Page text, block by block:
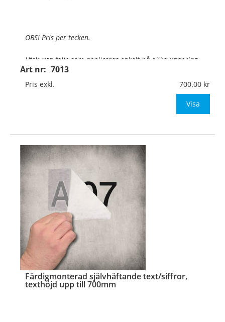
Art nr: 7013
OBS! Pris per tecken.
Utskuren folie som appliceras enkelt på olika underlag.
Texthöjd:
OBS! Ange önskad foliefärg (se ned
…
Pris exkl. 700.00
Visa
Färdigmonterad självhäftande text/siffror,
texthöjd upp till 700mm